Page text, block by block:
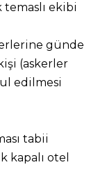
temaslı ekibi
günde
(askerler
edilmesi
tabii
otel